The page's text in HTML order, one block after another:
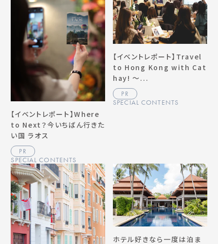
【イベントレポート】Where
to Next？今いちばん行きた
い国 ラオス
PR
SPECIAL CONTENTS
【イベントレポート】Travel
to Hong Kong with Cat
hay! ～...
PR
SPECIAL CONTENTS
ホテル好きなら一度は泊ま